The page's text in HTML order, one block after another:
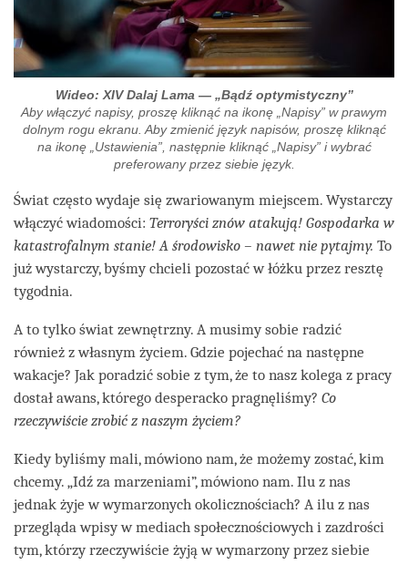
Wideo: XIV Dalaj Lama — „Bądź optymistyczny”
Aby włączyć napisy, proszę kliknąć na ikonę „Napisy” w prawym
dolnym rogu ekranu. Aby zmienić język napisów, proszę kliknąć
na ikonę „Ustawienia”, następnie kliknąć „Napisy” i wybrać
preferowany przez siebie język.
Świat często wydaje się zwariowanym miejscem. Wystarczy
włączyć wiadomości: Terroryści znów atakują! Gospodarka w
katastrofalnym stanie!A środowisko – nawet nie pytajmy. To
już wystarczy, byśmy chcieli pozostać w łóżku przez resztę
tygodnia.
A to tylko świat zewnętrzny. A musimy sobie radzić
również z własnym życiem. Gdzie pojechać na następne
wakacje? Jak poradzić sobie z tym, że to nasz kolega z pracy
dostał awans, którego desperacko pragnęliśmy? Co
rzeczywiście zrobić z naszym życiem?
Kiedy byliśmy mali, mówiono nam, że możemy zostać, kim
chcemy. „Idź za marzeniami”, mówiono nam. Ilu z nas
jednak żyje w wymarzonych okolicznościach? A ilu z nas
przegląda wpisy w mediach społecznościowych i zazdrości
tym, którzy rzeczywiście żyją w wymarzony przez siebie